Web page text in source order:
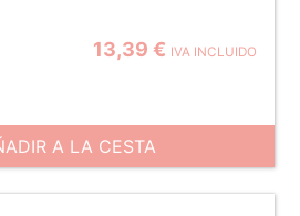
13,39 € IVA INCLUIDO
A LA CESTA